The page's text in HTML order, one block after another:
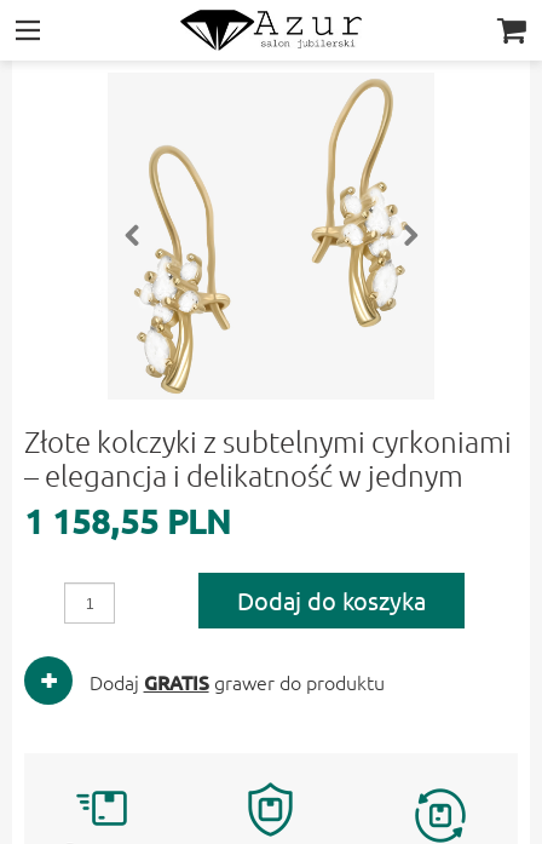
|||
Złote kolczyki z subtelnymi cyrkoniami
– elegancja i delikatność w jednym
1 158,55 PLN
Dodaj do koszyka
Dodaj GRATISgrawer do produktu